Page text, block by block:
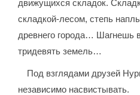
движущихся складок.
складкой-лесом, степь
древнего города… Шагнешь
тридевять земель…
Под взглядами друзей
независимо насвистывать.